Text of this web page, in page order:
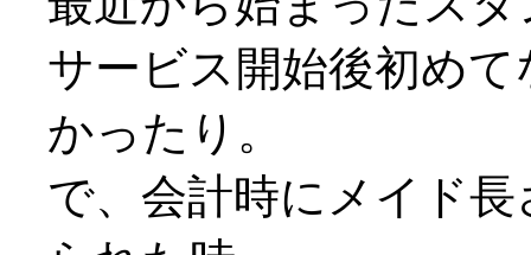
サービス開始後初め
かったり。
で、会計時にメイド